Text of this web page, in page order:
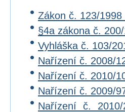
Zákon č. 123/1998
§4a zákona č.
Vyhláška č. 103/
Nařízení č. 2008/
Nařízení č. 2010/
Nařízení č. 2009/
Nařízení č.